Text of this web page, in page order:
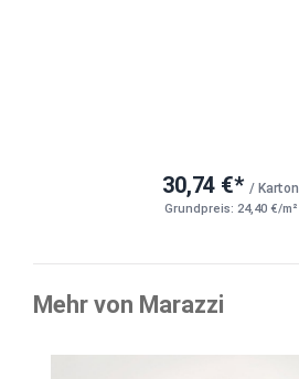
30,74 €* / Karton
Grundpreis: 24,40 €/m²
Mehr von Marazzi